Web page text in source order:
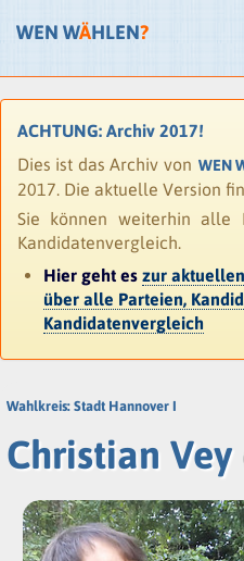
WEN WÄHLEN?
ACHTUNG: Archiv 2017!
Dies ist das Archiv von WEN
2017. Die aktuelle Version
Sie können weiterhin alle
Kandidatenvergleich.
Hier geht es zur
über alle Parteien,
Kandidatenvergleich
Wahlkreis: Stadt Hannover I
Christian Vey